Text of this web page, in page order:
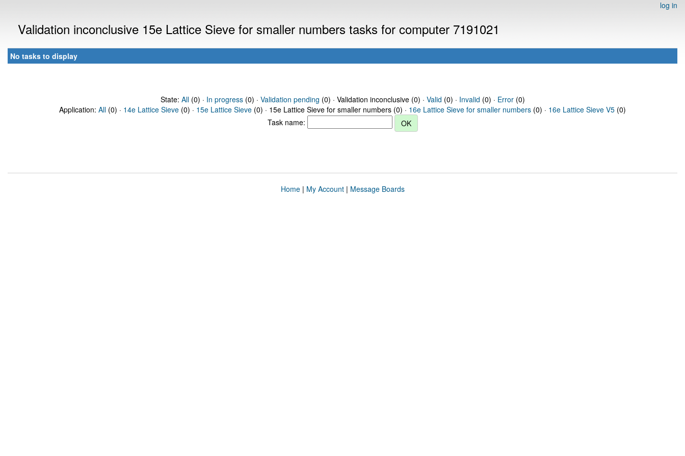
log in
Validation inconclusive 15e Lattice Sieve for smaller numbers tasks for computer 7191021
No tasks to display
State: All(0) · In progress(0) · Validation pending (0) · Validation inconclusive (0) · Valid (0) · Invalid (0) · Error(0)
Application: All (0) · 14e Lattice Sieve (0) · 15e Lattice Sieve (0) · 15e Lattice Sieve for smaller numbers (0) · 16e Lattice Sieve for smaller numbers (0) · 16e Lattice Sieve V5 (0)
Task name:
Home| My Account| Message Boards